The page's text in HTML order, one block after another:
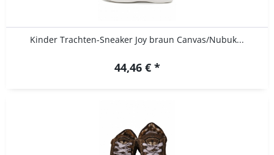
Kinder Trachten-Sneaker Joy braun Canvas/Nubuk...
44,46 € *